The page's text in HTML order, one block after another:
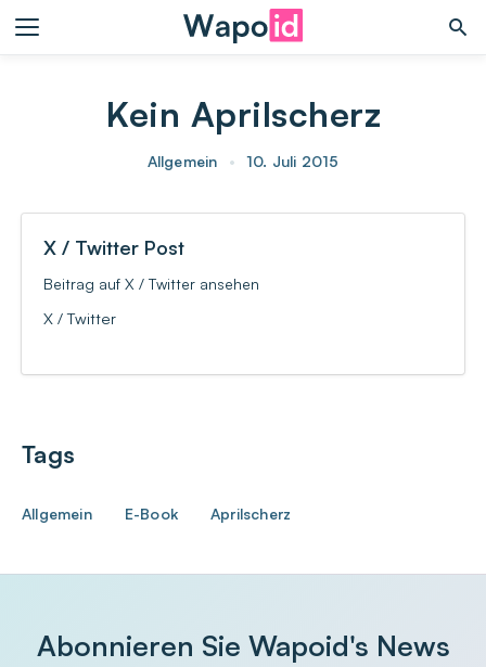
Kein Aprilscherz
Allgemein • 10. Juli 2015
X / Twitter Post
Beitrag auf X / Twitter ansehen
X / Twitter
Tags
Allgemein E-Book Aprilscherz
Abonnieren Sie Wapoid's News